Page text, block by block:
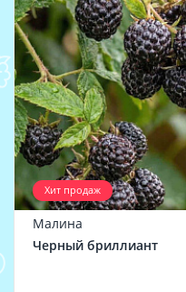
Хит продаж
Малина
Черный бриллиант